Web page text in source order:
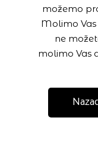
možemo
Molimo Vas
ne
molimo Vas